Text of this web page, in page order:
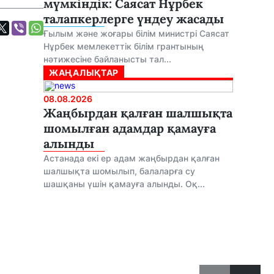
мүмкіндік: Саясат Нұрбек
талапкерлерге үндеу жасады
Ғылым және жоғары білім министрі Саясат
Нұрбек мемлекеттік білім грантының
нәтижесіне байланысты тал...
ЖАҢАЛЫҚТАР
08.08.2026
Жаңбырдан қалған шалшықта
шомылған адамдар қамауға
алынды
Астанада екі ер адам жаңбырдан қалған
шалшықта шомылып, балаларға су
шашқаны үшін қамауға алынды. Оқ...